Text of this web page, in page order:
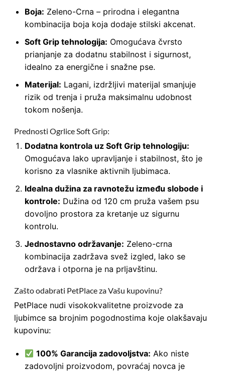
Boja: Zeleno-Crna – prirodna i elegantna
kombinacija boja koja dodaje stilski akcenat.
Soft Grip tehnologija: Omogućava čvrsto
prianjanje za dodatnu stabilnost i sigurnost,
idealno za energične i snažne pse.
Materijal: Lagani, izdržljivi materijal smanjuje
rizik od trenja i pruža maksimalnu udobnost
tokom nošenja.
Prednosti Ogrlice Soft Grip:
Dodatna kontrola uz Soft Grip tehnologiju:
Omogućava lako upravljanje i stabilnost, što je
korisno za vlasnike aktivnih ljubimaca.
Idealna dužina za ravnotežu između slobode i
kontrole: Dužina od 120 cm pruža vašem psu
dovoljno prostora za kretanje uz sigurnu
kontrolu.
Jednostavno održavanje: Zeleno-crna
kombinacija zadržava svež izgled, lako se
održava i otporna je na prljavštinu.
Zašto odabrati PetPlace za Vašu kupovinu?
PetPlace nudi visokokvalitetne proizvode za
ljubimce sa brojnim pogodnostima koje olakšavaju
kupovinu:
100% Garancija zadovoljstva: Ako niste
zadovoljni proizvodom, povraćaj novca je